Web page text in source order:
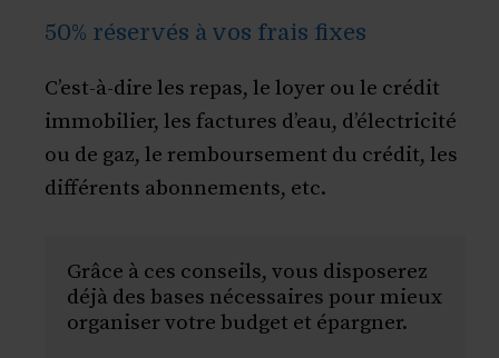
50% réservés à vos frais fixes
C’est-à-dire les repas, le loyer ou le crédit
immobilier, les factures d’eau, d’électricité
ou de gaz, le remboursement du crédit, les
différents abonnements, etc.
Grâce à ces conseils, vous disposerez
déjà des bases nécessaires pour mieux
organiser votre budget et épargner.